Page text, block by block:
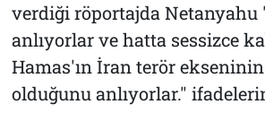
verdiği röportajda Netanyahu
anlıyorlar ve hatta sessizce
Hamas'ın İran terör
olduğunu anlıyorlar."